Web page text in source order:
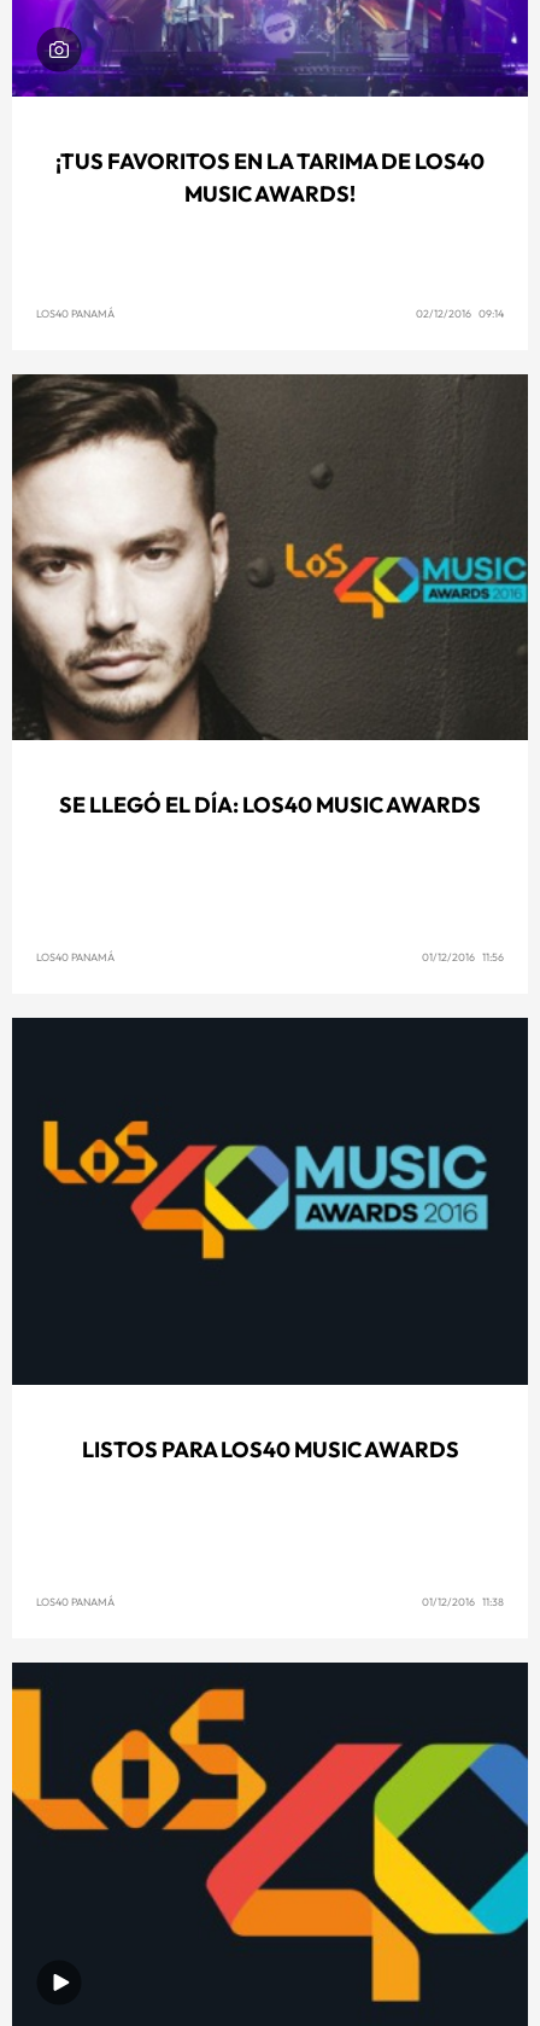
¡TUS FAVORITOS EN LA TARIMA DE LOS40
MUSIC AWARDS!
LOS40 PANAMÁ 02/12/2016 09:14
SE LLEGÓ EL DÍA: LOS40 MUSIC AWARDS
LOS40 PANAMÁ 01/12/2016 11:56
LISTOS PARA LOS40 MUSIC AWARDS
LOS40 PANAMÁ 01/12/2016 11:38